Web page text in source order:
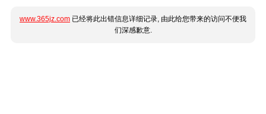
www.365jz.com 已经将此出错信息详细记录, 由此给您带来的访问不便我
们深感歉意.